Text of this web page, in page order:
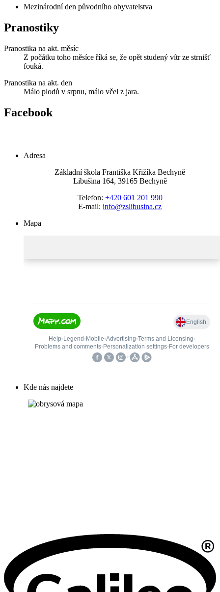
Mezinárodní den původního obyvatelstva
Pranostiky
Pranostika na akt. měsíc
Z počátku toho měsíce říká se, že opět studený vítr ze strnišť
fouká.
Pranostika na akt. den
Málo plodů v srpnu, málo včel z jara.
Facebook
Adresa
Základní škola Františka Křižíka Bechyně
Libušina 164, 39165 Bechyně
Telefon: +420 601 201 990
E-mail: info@zslibusina.cz
Mapa
Kde nás najdete